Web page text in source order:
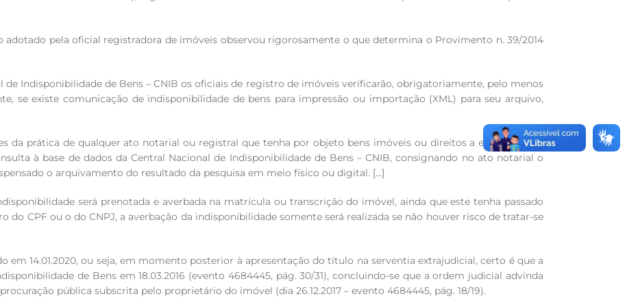
adotado pela oficial registradora de imóveis observou rigorosamente o que determina o Provimento n. 39/2014
Indisponibilidade de Bens – CNIB os oficiais de registro de imóveis verificarão, obrigatoriamente, pelo menos
se existe comunicação de indisponibilidade de bens para impressão ou importação (XML) para seu arquivo,
da prática de qualquer ato notarial ou registral que tenha por objeto bens imóveis ou direitos a eles relativos,
à base de dados da Central Nacional de Indisponibilidade de Bens – CNIB, consignando no ato notarial o
o arquivamento do resultado da pesquisa em meio físico ou digital. […]
será prenotada e averbada na matrícula ou transcrição do imóvel, ainda que este tenha passado
CPF ou o do CNPJ, a averbação da indisponibilidade somente será realizada se não houver risco de tratar-se
14.01.2020, ou seja, em momento posterior à apresentação do título na serventia extrajudicial, certo é que a
de Bens em 18.03.2016 (evento 4684445, pág. 30/31), concluindo-se que a ordem judicial advinda
pública subscrita pelo proprietário do imóvel (dia 26.12.2017 – evento 4684445, pág. 18/19).